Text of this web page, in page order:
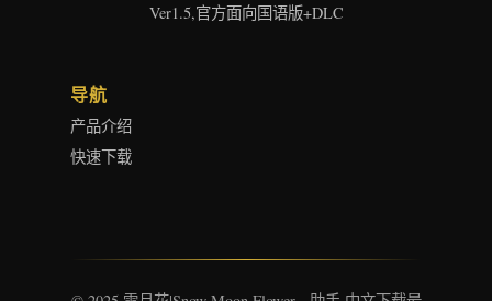
Ver1.5,官方面向国语版+DLC
导航
产品介绍
快速下载